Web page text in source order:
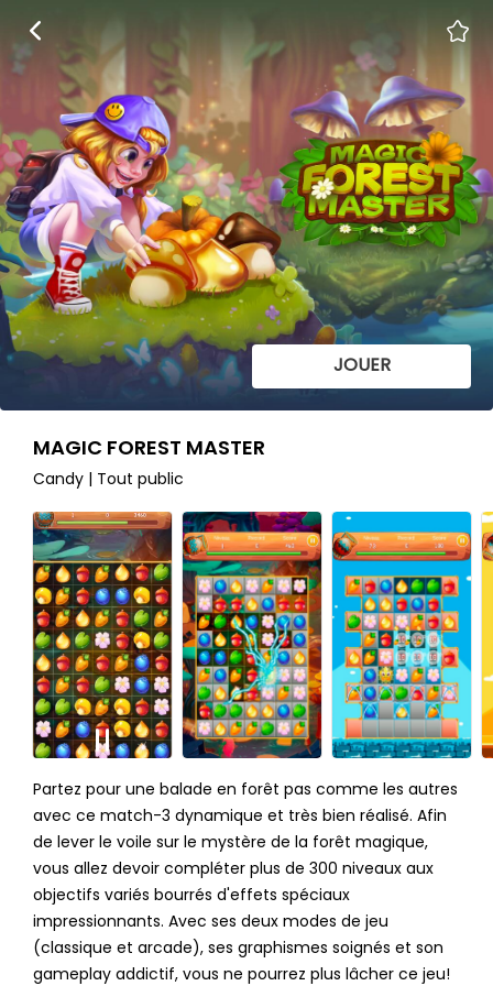
JOUER
MAGIC FOREST MASTER
Candy | Tout public
Partez pour une balade en forêt pas comme les autres
avec ce match-3 dynamique et très bien réalisé. Afin
de lever le voile sur le mystère de la forêt magique,
vous allez devoir compléter plus de 300 niveaux aux
objectifs variés bourrés d'effets spéciaux
impressionnants. Avec ses deux modes de jeu
(classique et arcade), ses graphismes soignés et son
gameplay addictif, vous ne pourrez plus lâcher ce jeu!